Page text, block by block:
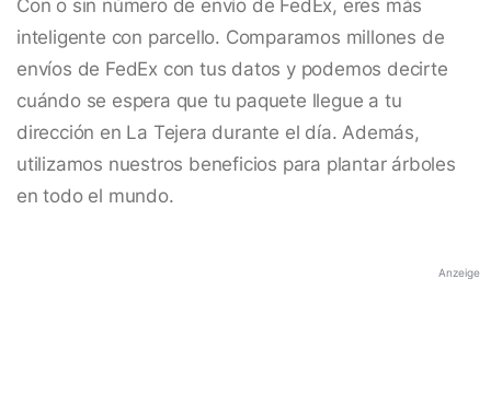
Con o sin número de envío de FedEx, eres más
inteligente con parcello. Comparamos millones de
envíos de FedEx con tus datos y podemos decirte
cuándo se espera que tu paquete llegue a tu
dirección en La Tejera durante el día. Además,
utilizamos nuestros beneficios para plantar árboles
en todo el mundo.
Anzeige